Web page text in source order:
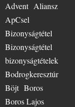
Advent Aliansz
ApCsel
Bizonyságtétel
Bizonyságtétel
bizonyságtételek
Bodrogkeresztúr
Böjt Boros
Boros Lajos